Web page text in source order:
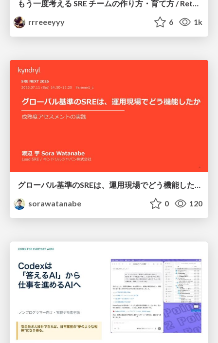
rrreeeyyy
6 1k
グローバル基準のSREは、運用現場でどう機能したか：成熟度アセスメントの実践 ／ SRE NEXT 2026
sorawatanabe
0 120